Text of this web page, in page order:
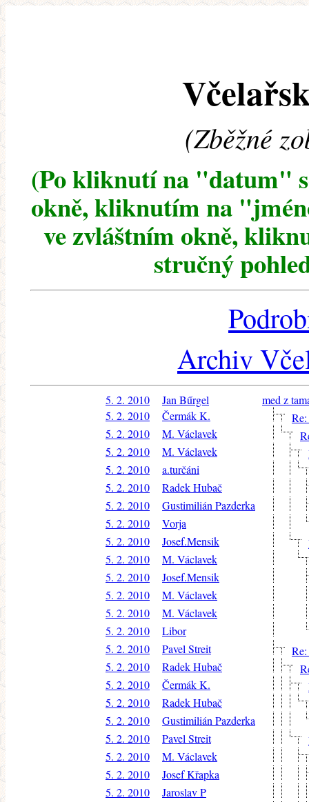
(Zběžné
(Po kliknutí na "datum"
okně, kliknutím na
ve zvláštním okně,
stručný
Archiv
5. 2. 2010 Jan Bűrgel
med z
5. 2. 2010
Čermák K.
5. 2. 2010
M. Václavek
5. 2. 2010
M. Václavek
5. 2. 2010
a.turčáni
5. 2. 2010
Radek Hubač
5. 2. 2010
Gustimilián Pazderka
5. 2. 2010
Vorja
5. 2. 2010
Josef.Mensik
5. 2. 2010
M. Václavek
5. 2. 2010
Josef.Mensik
5. 2. 2010
M. Václavek
5. 2. 2010
M. Václavek
5. 2. 2010
Libor
5. 2. 2010
Pavel Streit
5. 2. 2010
Radek Hubač
5. 2. 2010
Čermák K.
5. 2. 2010
Radek Hubač
5. 2. 2010
Gustimilián Pazderka
5. 2. 2010
Pavel Streit
5. 2. 2010
M. Václavek
5. 2. 2010
Josef Křapka
5. 2. 2010
Jaroslav P